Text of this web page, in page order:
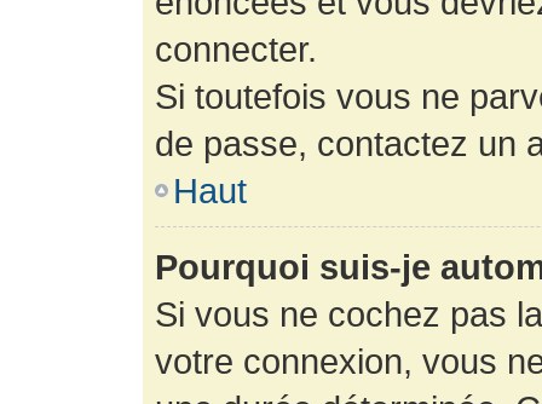
connecter.
Si toutefois vous ne
de passe, contactez un
Haut
Pourquoi suis-je
Si vous ne cochez pas
votre connexion, vous